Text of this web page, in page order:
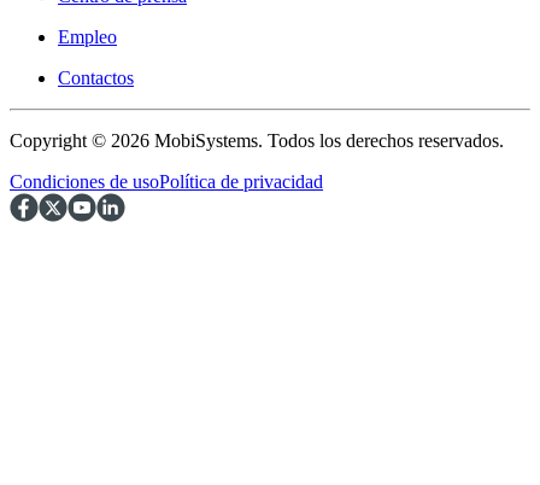
Empleo
Contactos
Copyright © 2026 MobiSystems. Todos los derechos reservados.
Condiciones de usoPolítica de privacidad